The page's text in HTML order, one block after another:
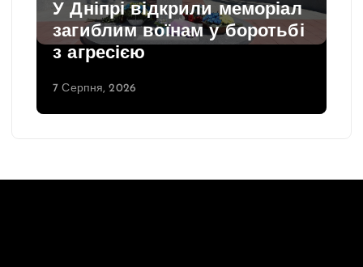
У Дніпрі відкрили меморіал
загиблим воїнам у боротьбі
з агресією
7 Серпня, 2026